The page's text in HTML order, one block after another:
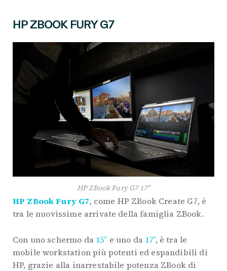
HP ZBOOK FURY G7
HP ZBook Fury G7 17″
HP ZBook Fury G7, come HP ZBook Create G7, è
tra le nuovissime arrivate della famiglia ZBook.
Con uno schermo da 15” e uno da 17”, è tra le
mobile workstation più potenti ed espandibili di
HP, grazie alla inarrestabile potenza ZBook di